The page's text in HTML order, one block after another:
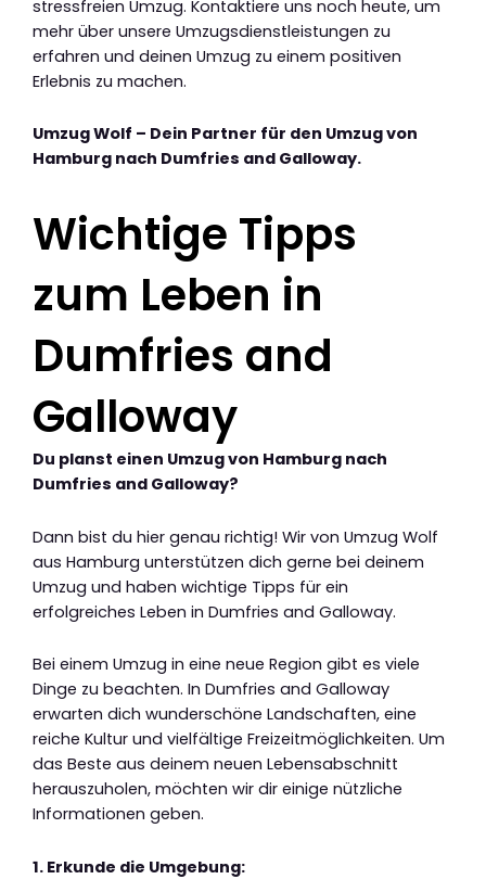
stressfreien Umzug. Kontaktiere uns noch heute, um
mehr über unsere Umzugsdienstleistungen zu
erfahren und deinen Umzug zu einem positiven
Erlebnis zu machen.
Umzug Wolf – Dein Partner für den Umzug von
Hamburg nach Dumfries and Galloway.
Wichtige Tipps
zum Leben in
Dumfries and
Galloway
Du planst einen Umzug von Hamburg nach
Dumfries and Galloway?
Dann bist du hier genau richtig! Wir von Umzug Wolf
aus Hamburg unterstützen dich gerne bei deinem
Umzug und haben wichtige Tipps für ein
erfolgreiches Leben in Dumfries and Galloway.
Bei einem Umzug in eine neue Region gibt es viele
Dinge zu beachten. In Dumfries and Galloway
erwarten dich wunderschöne Landschaften, eine
reiche Kultur und vielfältige Freizeitmöglichkeiten. Um
das Beste aus deinem neuen Lebensabschnitt
herauszuholen, möchten wir dir einige nützliche
Informationen geben.
1. Erkunde die Umgebung: